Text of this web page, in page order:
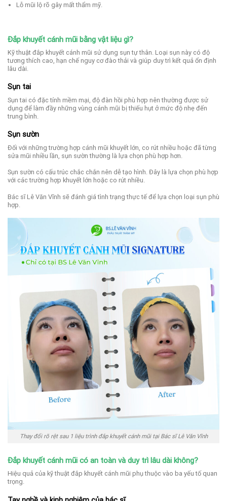
Lỗ mũi lộ rõ gây mất thẩm mỹ.
Đắp khuyết cánh mũi bằng vật liệu gì?
Kỹ thuật đắp khuyết cánh mũi sử dụng sụn tự thân. Loại sụn này có độ
tương thích cao, hạn chế nguy cơ đào thải và giúp duy trì kết quả ổn định
lâu dài.
Sụn tai
Sụn tai có đặc tính mềm mại, độ đàn hồi phù hợp nên thường được sử
dụng để làm đầy những vùng cánh mũi bị thiếu hụt ở mức độ nhẹ đến
trung bình.
Sụn sườn
Đối với những trường hợp cánh mũi khuyết lớn, co rút nhiều hoặc đã từng
sửa mũi nhiều lần, sụn sườn thường là lựa chọn phù hợp hơn.
Sụn sườn có cấu trúc chắc chắn nên dễ tạo hình. Đây là lựa chọn phù hợp
với các trường hợp khuyết lớn hoặc co rút nhiều.
Bác sĩ Lê Văn Vĩnh sẽ đánh giá tình trạng thực tế để lựa chọn loại sụn phù
hợp.
Thay đổi rõ rệt sau 1 liệu trình đắp khuyết cánh mũi tại Bác sĩ Lê Văn Vĩnh
Đắp khuyết cánh mũi có an toàn và duy trì lâu dài không?
Hiệu quả của kỹ thuật đắp khuyết cánh mũi phụ thuộc vào ba yếu tố quan
trọng.